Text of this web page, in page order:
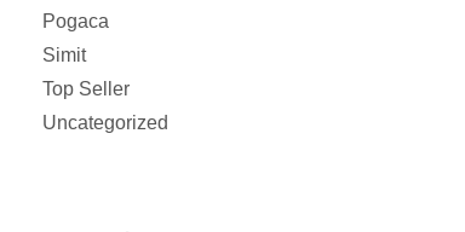
Pogaca
Simit
Top Seller
Uncategorized